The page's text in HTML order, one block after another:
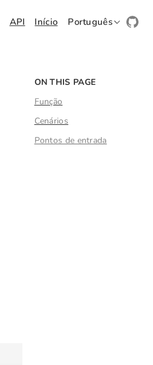
API Início Português
ON THIS PAGE
Função
Cenários
Pontos de entrada